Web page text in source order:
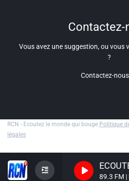
89.3 FM |
Contactez-
Vous avez une suggestion, ou vous
?
Contactez-nous
RCN - Ecoutez le monde qui bouge Politique
légales